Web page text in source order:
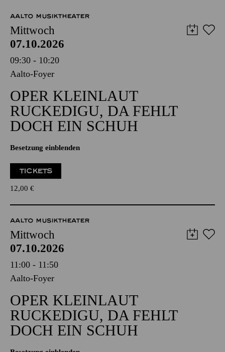
AALTO MUSIKTHEATER
Mittwoch
07.10.2026
09:30 - 10:20
Aalto-Foyer
OPER KLEINLAUT
RUCKEDIGU, DA FEHLT
DOCH EIN SCHUH
Besetzung einblenden
TICKETS
12,00 €
AALTO MUSIKTHEATER
Mittwoch
07.10.2026
11:00 - 11:50
Aalto-Foyer
OPER KLEINLAUT
RUCKEDIGU, DA FEHLT
DOCH EIN SCHUH